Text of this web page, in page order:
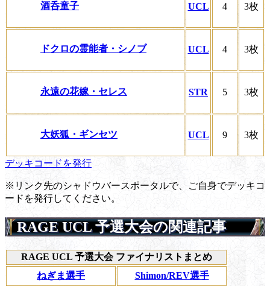
酒呑童子 UCL 4 3枚
ドクロの霊能者・シノブ UCL 4 3枚
永遠の花嫁・セレス STR 5 3枚
大妖狐・ギンセツ UCL 9 3枚
デッキコードを発行
※リンク先のシャドウバースポータルで、ご自身でデッキコ
ードを発行してください。
RAGE UCL 予選大会の関連記事
RAGE UCL 予選大会 ファイナリストまとめ
ねぎま選手
Shimon/REV選手